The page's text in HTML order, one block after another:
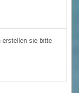
erstellen sie bitte